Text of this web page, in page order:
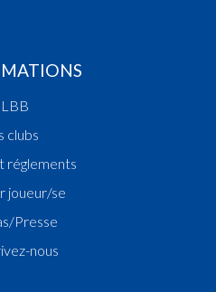
clubs
réglements
joueur/se
Presse
nous